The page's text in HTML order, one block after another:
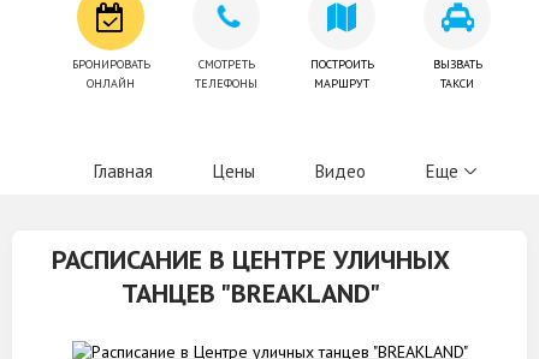
БРОНИРОВАТЬ
ОНЛАЙН
СМОТРЕТЬ
ТЕЛЕФОНЫ
ПОСТРОИТЬ
МАРШРУТ
ВЫЗВАТЬ
ТАКСИ
Главная Цены Видео Еще
РАСПИСАНИЕ В ЦЕНТРЕ УЛИЧНЫХ
ТАНЦЕВ "BREAKLAND"